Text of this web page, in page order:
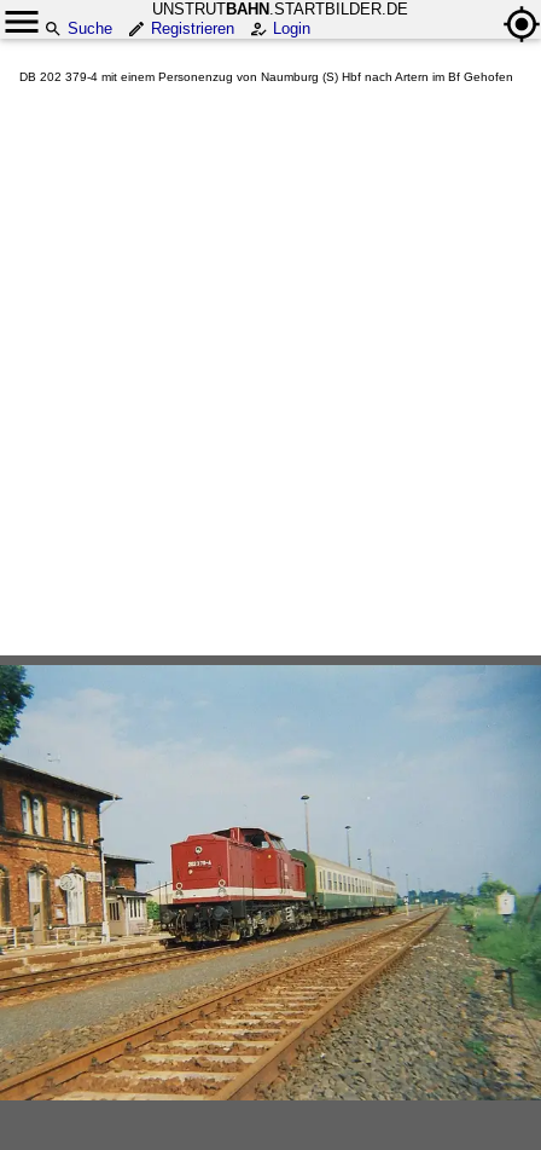
UNSTRUTBAHN .STARTBILDER.DE
Suche
Registrieren Login
DB 202 379-4 mit einem Personenzug von Naumburg (S) Hbf nach Artern im Bf Gehofen